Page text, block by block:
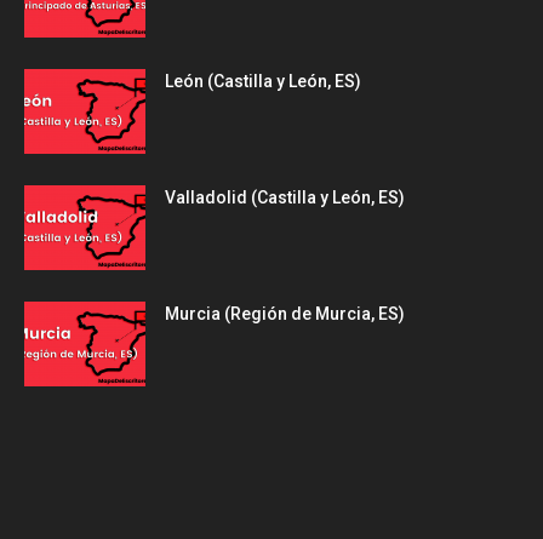
León (Castilla y León, ES)
Valladolid (Castilla y León, ES)
Murcia (Región de Murcia, ES)